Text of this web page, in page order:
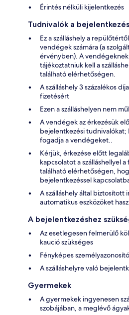
Érintés nélküli kijelentkezés
Tudnivalók a
Ez a szálláshely a
vendégek számára (a
érvényben). A
tájékoztatniuk kell a
található elérhetőségen.
A szálláshely 3 százalékos
fizetésért
Ezen a szálláshelyen nem
A vendégek az érkezésük
bejelentkezési tudnivalókat;
fogadja a vendégeket..
Kérjük, érkezése előtt
kapcsolatot a szálláshellyel
található elérhetőségen,
bejelentkezéssel
A szálláshely által biztosított
automatikus eszközöket
A bejelentkezéshez
Az esetlegesen felmerülő
kaució szükséges
Fényképes
A szálláshelyre való
Gyermekek
A gyermekek ingyenesen
szobájában, a meglévő